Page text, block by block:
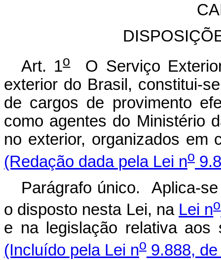
Art. 1oO Serviço
exterior do Brasil, constitui-
de cargos de provimento
como agentes do Ministério
no exterior, organizados em
(Redação dada pela Lei no
Parágrafo único. Aplica-
o disposto nesta Lei, na Lei no
e na legislação relativa aos
(Incluído pela Lei no 9.888,